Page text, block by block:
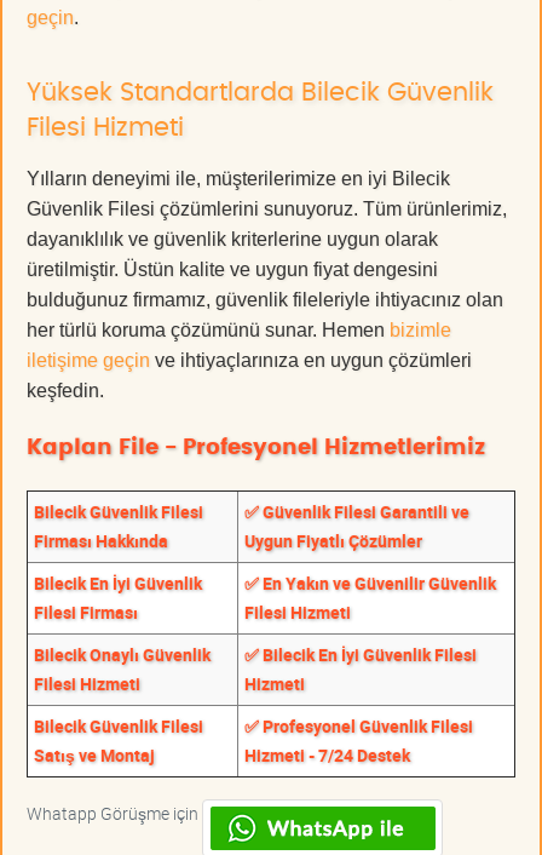
geçin.
Yüksek Standartlarda Bilecik Güvenlik
Filesi Hizmeti
Yılların deneyimi ile, müşterilerimize en iyi Bilecik
Güvenlik Filesi çözümlerini sunuyoruz. Tüm ürünlerimiz,
dayanıklılık ve güvenlik kriterlerine uygun olarak
üretilmiştir. Üstün kalite ve uygun fiyat dengesini
bulduğunuz firmamız, güvenlik fileleriyle ihtiyacınız olan
her türlü koruma çözümünü sunar. Hemen bizimle
iletişime geçin ve ihtiyaçlarınıza en uygun çözümleri
keşfedin.
Kaplan File - Profesyonel Hizmetlerimiz
Bilecik Güvenlik Filesi
Firması Hakkında
✅ Güvenlik Filesi Garantili ve
Uygun Fiyatlı Çözümler
Bilecik En İyi Güvenlik
Filesi Firması
✅ En Yakın ve Güvenilir Güvenlik
Filesi Hizmeti
Bilecik Onaylı Güvenlik
Filesi Hizmeti
✅ Bilecik En İyi Güvenlik Filesi
Hizmeti
Bilecik Güvenlik Filesi
Satış ve Montaj
✅ Profesyonel Güvenlik Filesi
Hizmeti - 7/24 Destek
Whatapp Görüşme için